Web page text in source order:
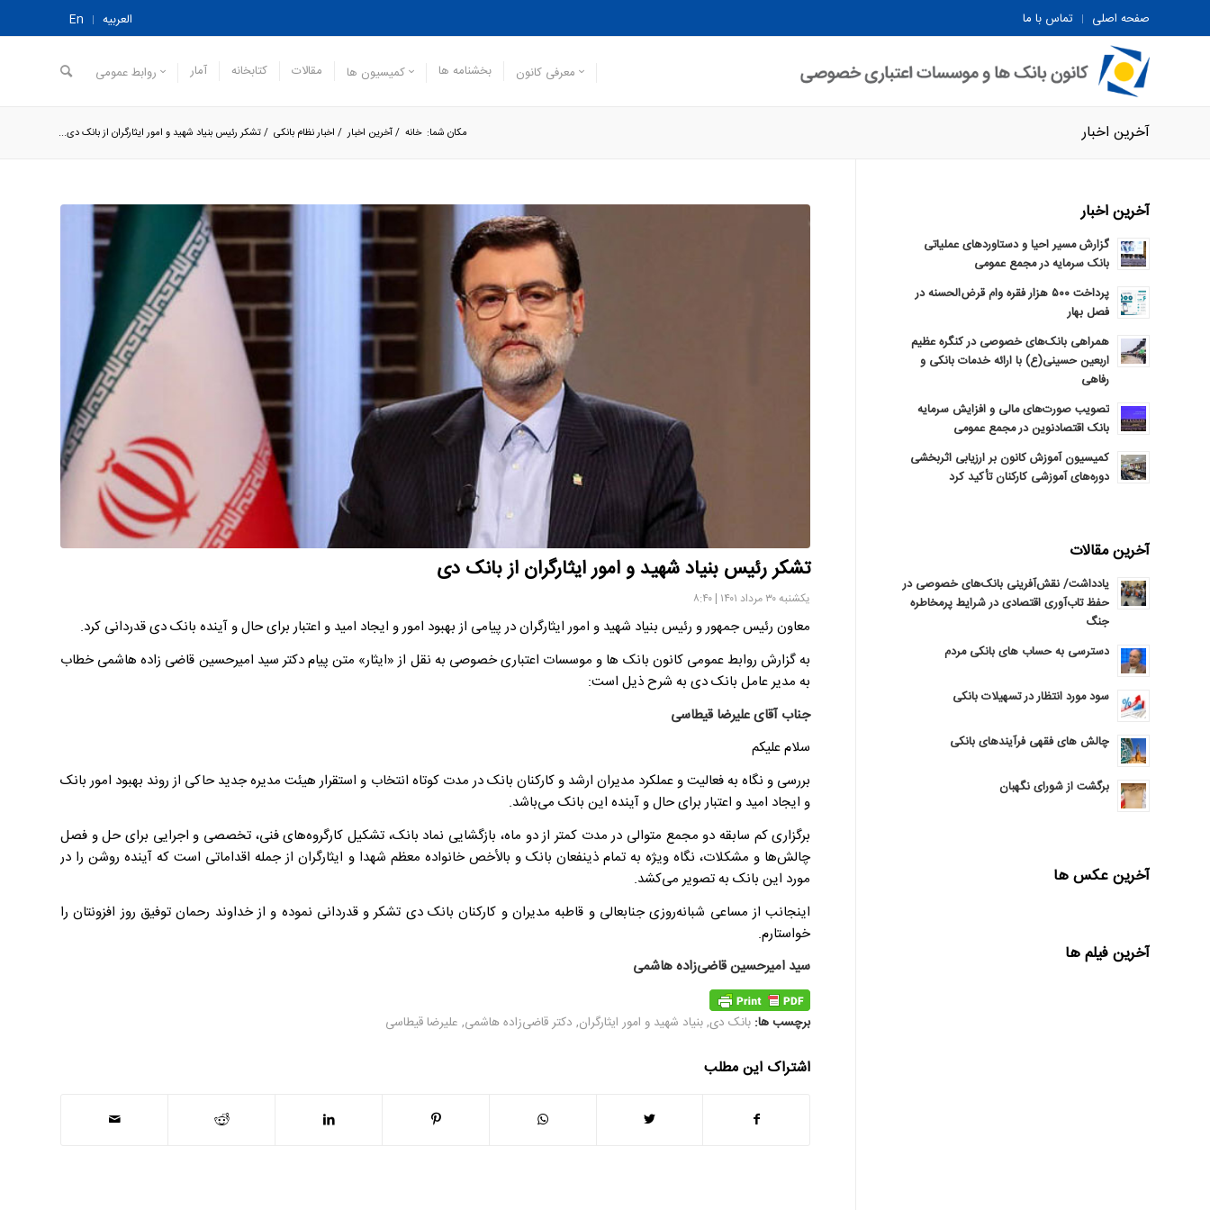
صفحه اصلی تماس با ما العربیه En
معرفی کانون بخشنامه ها کمیسیون ها مقالات کتابخانه آمار روابط عمومی
آخرین اخبار مکان شما: خانه /آخرین اخبار / اخبار نظام بانکی /تشکر رئیس بنیاد شهید و امور ایثارگران از بانک دی...
تشکر رئیس بنیاد شهید و امور ایثارگران از بانک دی
یکشنبه ۳۰ مرداد ۱۴۰۱ | ۸:۴۰
معاون رئیس جمهور و رئیس بنیاد شهید و امور ایثارگران در پیامی از بهبود امور و ایجاد امید و اعتبار برای حال و آینده بانک دی قدردانی کرد.
به گزارش روابط عمومی کانون بانک ها و موسسات اعتباری خصوصی به نقل از «ایثار» متن پیام دکتر سید امیرحسین قاضی زاده هاشمی خطاب
به مدیر عامل بانک دی به شرح ذیل است:
جناب آقای علیرضا قیطاسی
سلام علیکم
بررسی و نگاه به فعالیت و عملکرد مدیران ارشد و کارکنان بانک در مدت کوتاه انتخاب و استقرار هیئت مدیره جدید حاکی از روند بهبود امور بانک
و ایجاد امید و اعتبار برای حال و آینده این بانک می‌باشد.
برگزاری کم سابقه دو مجمع متوالی در مدت کمتر از دو ماه، بازگشایی نماد بانک، تشکیل کارگروه‌های فنی، تخصصی و اجرایی برای حل و فصل
چالش‌ها و مشکلات، نگاه ویژه به تمام ذینفعان بانک و بالأخص خانواده معظم شهدا و ایثارگران از جمله اقداماتی است که آینده روشن را در
مورد این بانک به تصویر می‌کشد.
اینجانب از مساعی شبانه‌روزی جنابعالی و قاطبه مدیران و کارکنان بانک دی تشکر و قدردانی نموده و از خداوند رحمان توفیق روز افزونتان را
خواستارم.
سید امیرحسین قاضی‌زاده هاشمی
برچسب ها: بانک دی,بنیاد شهید و امور ایثارگران, دکتر قاضی‌زاده هاشمی, علیرضا قیطاسی
اشتراک این مطلب
آخرین اخبار
گزارش مسیر احیا و دستاوردهای عملیاتی
بانک سرمایه در مجمع عمومی
پرداخت ۵۰۰ هزار فقره وام قرض‌الحسنه در
فصل بهار
همراهی بانک‌های خصوصی در کنگره عظیم
اربعین حسینی(ع) با ارائه خدمات بانکی و
رفاهی
تصویب صورت‌های مالی و افزایش سرمایه
بانک اقتصادنوین در مجمع عمومی
کمیسیون آموزش کانون بر ارزیابی اثربخشی
دوره‌های آموزشی کارکنان تأکید کرد
آخرین مقالات
یادداشت/ نقش‌آفرینی بانک‌های خصوصی در
حفظ تاب‌آوری اقتصادی در شرایط پرمخاطره
جنگ
دسترسی به حساب های بانکی مردم
سود مورد انتظار در تسهیلات بانکی
چالش های فقهی فرآیندهای بانکی
برگشت از شورای نگهبان
آخرین عکس ها
آخرین فیلم ها